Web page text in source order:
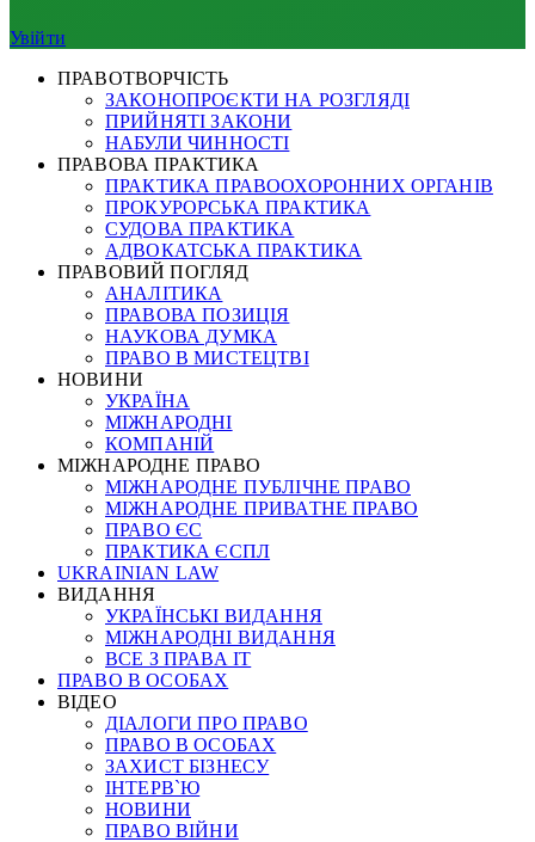
Увійти
ПРАВОТВОРЧІСТЬ
ЗАКОНОПРОЄКТИ НА РОЗГЛЯДІ
ПРИЙНЯТІ ЗАКОНИ
НАБУЛИ ЧИННОСТІ
ПРАВОВА ПРАКТИКА
ПРАКТИКА ПРАВООХОРОННИХ ОРГАНІВ
ПРОКУРОРСЬКА ПРАКТИКА
СУДОВА ПРАКТИКА
АДВОКАТСЬКА ПРАКТИКА
ПРАВОВИЙ ПОГЛЯД
АНАЛІТИКА
ПРАВОВА ПОЗИЦІЯ
НАУКОВА ДУМКА
ПРАВО В МИСТЕЦТВІ
НОВИНИ
УКРАЇНА
МІЖНАРОДНІ
КОМПАНІЙ
МІЖНАРОДНЕ ПРАВО
МІЖНАРОДНЕ ПУБЛІЧНЕ ПРАВО
МІЖНАРОДНЕ ПРИВАТНЕ ПРАВО
ПРАВО ЄС
ПРАКТИКА ЄСПЛ
UKRAINIAN LAW
ВИДАННЯ
УКРАЇНСЬКІ ВИДАННЯ
МІЖНАРОДНІ ВИДАННЯ
ВСЕ З ПРАВА ІТ
ПРАВО В ОСОБАХ
ВІДЕО
ДІАЛОГИ ПРО ПРАВО
ПРАВО В ОСОБАХ
ЗАХИСТ БІЗНЕСУ
ІНТЕРВ`Ю
НОВИНИ
ПРАВО ВІЙНИ